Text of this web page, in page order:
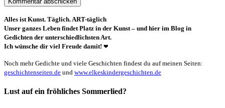
Alles ist Kunst. Täglich. ART-täglich
Unser ganzes Leben findet Platz in der Kunst – und hier im Blog in
Gedichten der unterschiedlichsten Art.
Ich wünsche dir viel Freude damit! ❤
Noch mehr Gedichte und viele Geschichten findest du auf meinen Seiten:
geschichtenseiten.de und www.elkeskindergeschichten.de
Lust auf ein fröhliches Sommerlied?